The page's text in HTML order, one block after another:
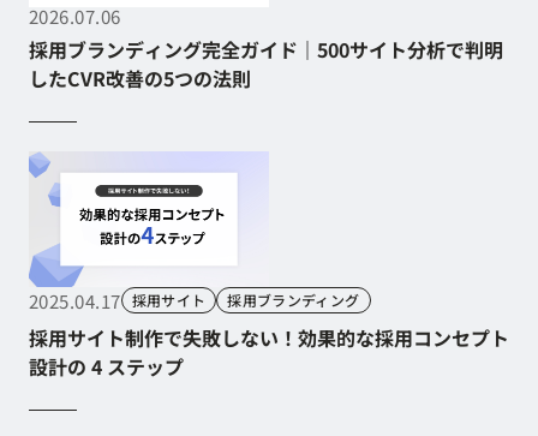
2026.07.06
採用ブランディング完全ガイド｜500サイト分析で判明
したCVR改善の5つの法則
2025.04.17 採用サイト 採用ブランディング
採用サイト制作で失敗しない！効果的な採用コンセプト
設計の 4 ステップ